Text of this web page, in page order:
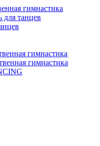
гимнастика
для танцев
гимнастика
гимнастика